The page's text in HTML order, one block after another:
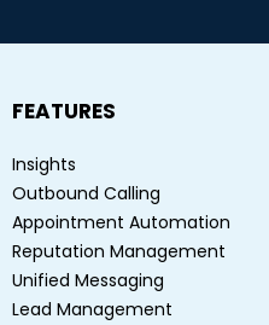
FEATURES
Insights
Outbound Calling
Appointment Automation
Reputation Management
Unified Messaging
Lead Management